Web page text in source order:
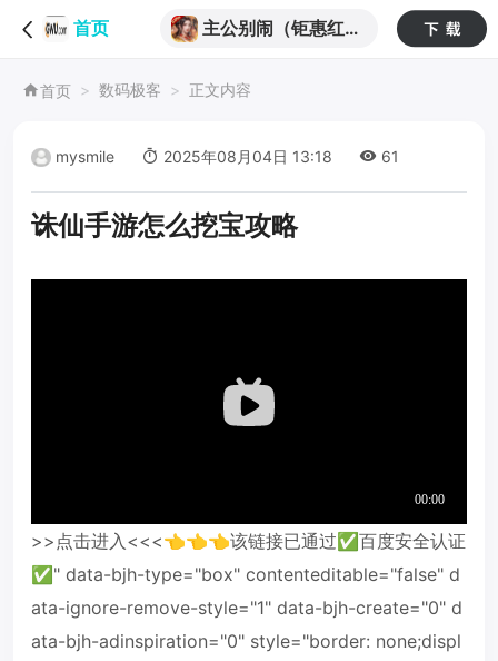
首页
主公别闹（钜惠红颜
首页 数码极客 正文内容
mysmile 2025年08月04日 13:18 61
诛仙手游怎么挖宝攻略
>>点击进入<<<👈👈👈该链接已通过✅百度安全认证
✅" data-bjh-type="box" contenteditable="false" d
ata-ignore-remove-style="1" data-bjh-create="0" d
ata-bjh-adinspiration="0" style="border: none;displ